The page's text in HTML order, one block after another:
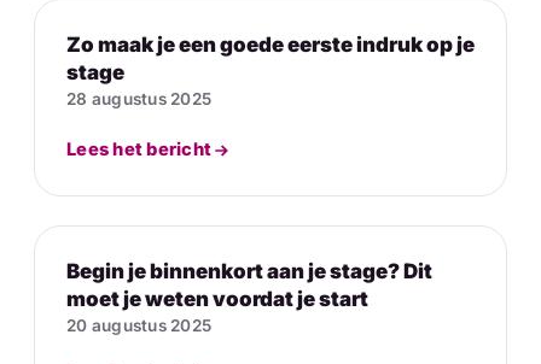
Zo maak je een goede eerste indruk op je
stage
28 augustus 2025
Lees het bericht
Begin je binnenkort aan je stage? Dit
moet je weten voordat je start
20 augustus 2025